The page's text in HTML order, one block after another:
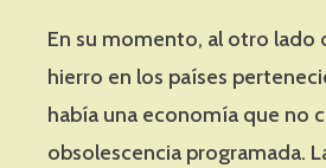
En su momento, al otro lado
hierro en los países
había una economía que no
obsolescencia programada.